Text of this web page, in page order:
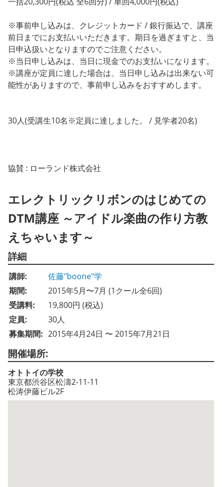
※事前申し込みは、クレジットカード / 銀行振込で、講座
前日までにお支払いいただきます。期日を過ぎますと、当
日申込扱いとなりますのでご注意ください。
※当日申し込みは、当日に現金でのお支払いになります。
※講座が定員に達した場合は、当日申し込みは出来ない可
能性がありますので、事前申し込みをおすすめします。
30人(受講生10名※定員に達しました。 / 見学者20名)
協賛 : ローランド株式会社
エレクトリックリボンのはじめての
DTM講座 ～アイドル楽曲の作り方教
えちゃいます～
詳細
講師:
佐藤"boone"学
期間:
2015年5月〜7月 (1クール全6回)
受講料:
19,800円 (税込)
定員:
30人
募集期間: 2015年4月24日 〜 2015年7月21日
開催場所:
オトトイの学校
東京都渋谷区松濤2-11-11
松涛伊藤ビル2F